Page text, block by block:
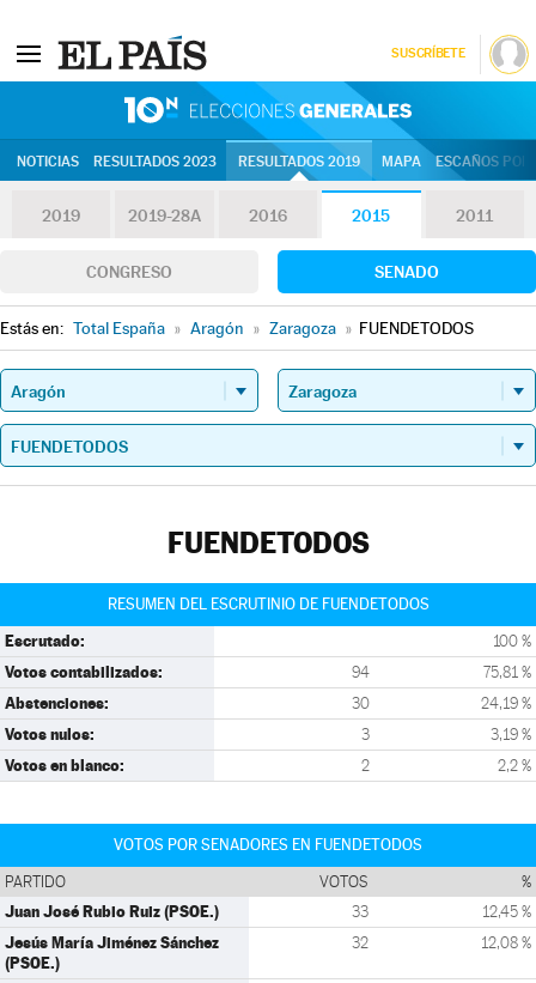
SUSCRÍBETE
NOTICIAS RESULTADOS 2023 RESULTADOS 2019 MAPA ESCAÑOS
2019 2019-28A 2016 2015 2011
CONGRESO SENADO
Estás en: Total España » Aragón » Zaragoza » FUENDETODOS
FUENDETODOS
RESUMEN DEL ESCRUTINIO DE FUENDETODOS
Escrutado: 100 %
Votos contabilizados: 94 75,81 %
Abstenciones: 30 24,19 %
Votos nulos: 3 3,19 %
Votos en blanco: 2 2,2 %
VOTOS POR SENADORES EN FUENDETODOS
PARTIDO VOTOS %
Juan José Rubio Ruiz (PSOE.) 33 12,45 %
Jesús María Jiménez Sánchez
(PSOE.)
32 12,08 %